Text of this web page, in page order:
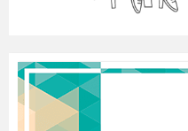
значень виразів.
61
Вирази на 2-3 дії
з дужками й без